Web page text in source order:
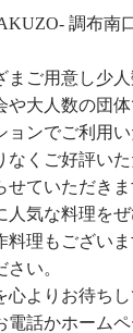
調布南
まご用意し少
や大人数の団
ンでご利用い
なくご好評い
せていただき
人気な料理をぜ
料理もござい
い。
よりお待ちし
話かホーム